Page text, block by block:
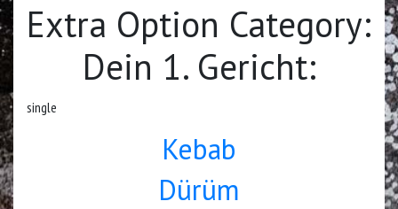
Extra Option Category:
Dein 1. Gericht:
single
Kebab
Dürüm